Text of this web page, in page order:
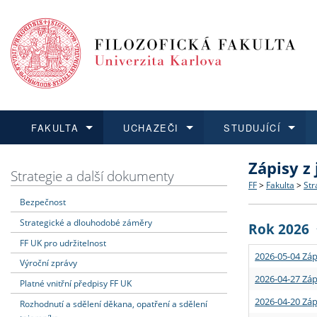
FAKULTA
Dozvědět se více
Struktura
Strategie
Podpora
UCHAZEČI
Podat přihlášku
Co
Učitelské
STUDUJÍCÍ
Dozvědět se více
Rigorózní
Dozvědět se více
O vědě a
Granty a
Dozvědět se více
Aktuální
Strategie a další dokumenty
Bezpečnost
Strategické a dlouhodobé záměry
FF UK pro udržitelnost
Výroční zprávy
Platné vnitřní předpisy FF UK
Rozhodnutí a sdělení děkana, opatření a sdělení
Zápisy
FF > Fakulta >
Rok 2026
2026-05-04
2026-04-27
2026-04-20